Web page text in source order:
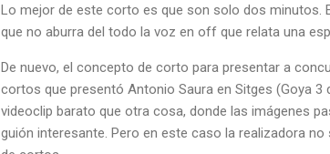
Lo mejor de este corto es que son solo dos
que no aburra del todo la voz en off que relata una
De nuevo, el concepto de corto para presentar a
cortos que presentó Antonio Saura en Sitges (Goya 3
videoclip barato que otra cosa, donde las imágenes
guión interesante. Pero en este caso la realizadora